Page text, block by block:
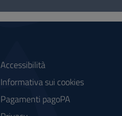
Accessibilità
Informativa sui cookies
Pagamenti pagoPA